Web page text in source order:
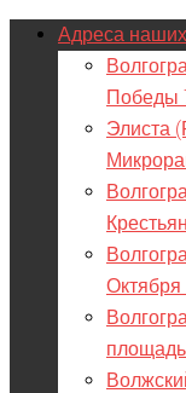
Адреса
Победы
Элиста